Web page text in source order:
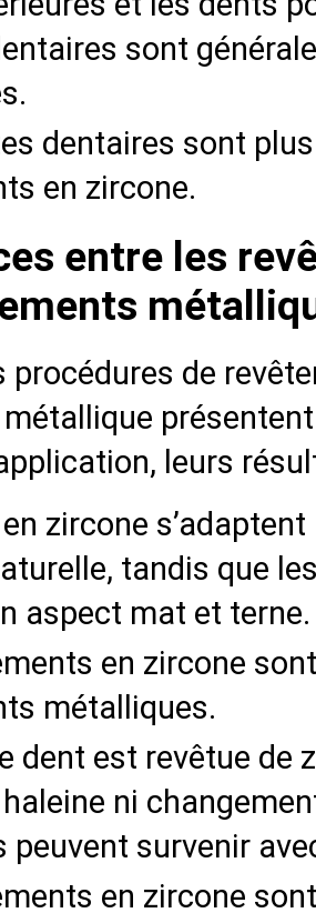
sont
dentaires sont
en zircone.
entre les
procédures de
leurs
zircone
tandis que
aspect mat et terne.
en zircone
métalliques.
dent est revêtue de
ni
peuvent survenir
en zircone